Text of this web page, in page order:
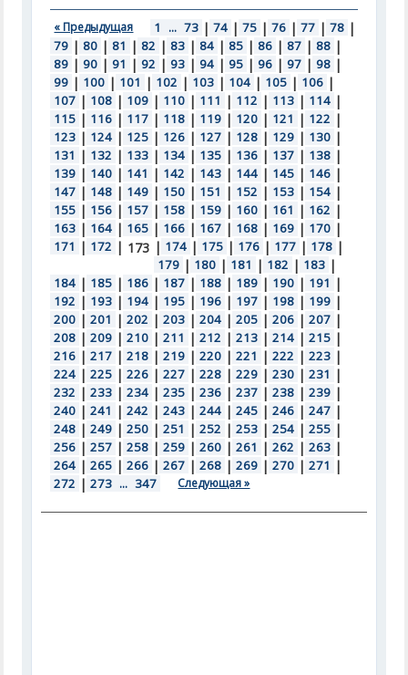
« Предыдущая 1 ... 73 | 74 | 75 | 76 | 77 | 78 |
79 | 80 | 81 | 82 | 83 | 84 | 85 | 86 | 87 | 88 |
89 | 90 | 91 | 92 | 93 | 94 | 95 | 96 | 97 | 98 |
99 | 100 | 101 | 102 | 103 | 104 | 105 | 106 |
107 | 108 | 109 | 110 | 111 | 112 | 113 | 114 |
115 | 116 | 117 | 118 | 119 | 120 | 121 | 122 |
123 | 124 | 125 | 126 | 127 | 128 | 129 | 130 |
131 | 132 | 133 | 134 | 135 | 136 | 137 | 138 |
139 | 140 | 141 | 142 | 143 | 144 | 145 | 146 |
147 | 148 | 149 | 150 | 151 | 152 | 153 | 154 |
155 | 156 | 157 | 158 | 159 | 160 | 161 | 162 |
163 | 164 | 165 | 166 | 167 | 168 | 169 | 170 |
171 | 172 | 173 | 174 | 175 | 176 | 177 | 178 |
179 | 180 | 181 | 182 | 183 |
184 | 185 | 186 | 187 | 188 | 189 | 190 | 191 |
192 | 193 | 194 | 195 | 196 | 197 | 198 | 199 |
200 | 201 | 202 | 203 | 204 | 205 | 206 | 207 |
208 | 209 | 210 | 211 | 212 | 213 | 214 | 215 |
216 | 217 | 218 | 219 | 220 | 221 | 222 | 223 |
224 | 225 | 226 | 227 | 228 | 229 | 230 | 231 |
232 | 233 | 234 | 235 | 236 | 237 | 238 | 239 |
240 | 241 | 242 | 243 | 244 | 245 | 246 | 247 |
248 | 249 | 250 | 251 | 252 | 253 | 254 | 255 |
256 | 257 | 258 | 259 | 260 | 261 | 262 | 263 |
264 | 265 | 266 | 267 | 268 | 269 | 270 | 271 |
272 | 273 ... 347 Следующая »